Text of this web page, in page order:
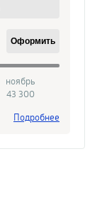
Оформить
ноябрь
43 300
Подробнее